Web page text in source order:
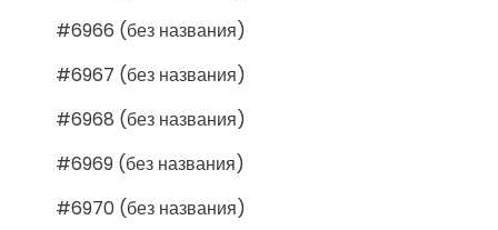
#6966 (без названия)
#6967 (без названия)
#6968 (без названия)
#6969 (без названия)
#6970 (без названия)